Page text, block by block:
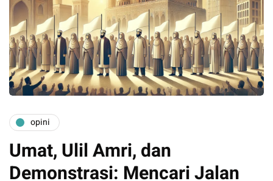
opini
Umat, Ulil Amri, dan
Demonstrasi: Mencari Jalan